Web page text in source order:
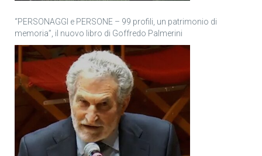
“PERSONAGGI e PERSONE – 99 profili, un patrimonio di
memoria”, il nuovo libro di Goffredo Palmerini